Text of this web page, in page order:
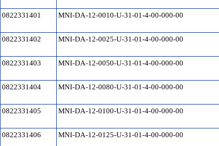
0822331401 MNI-DA-12-0010-U-31-01-4-00-000-00
0822331402 MNI-DA-12-0025-U-31-01-4-00-000-00
0822331403 MNI-DA-12-0050-U-31-01-4-00-000-00
0822331404 MNI-DA-12-0080-U-31-01-4-00-000-00
0822331405 MNI-DA-12-0100-U-31-01-4-00-000-00
0822331406 MNI-DA-12-0125-U-31-01-4-00-000-00